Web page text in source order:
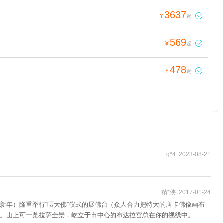
¥3637起 
¥ 569起 
¥478起 
g*4 2023-08-21
精*侠 2017-01-24
）隆重举行“晒大佛”仪式的展佛台（众人合力把特大的唐卡佛像画布
上可一览拉萨全景，屹立于市中心的布达拉宫总在你的视线中。